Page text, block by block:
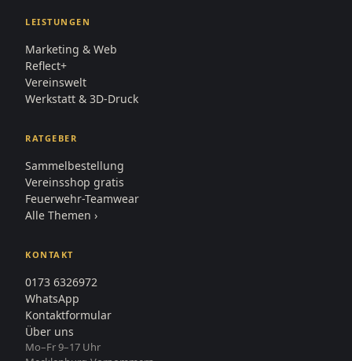
LEISTUNGEN
Marketing & Web
Reflect+
Vereinswelt
Werkstatt & 3D-Druck
RATGEBER
Sammelbestellung
Vereinsshop gratis
Feuerwehr-Teamwear
Alle Themen ›
KONTAKT
0173 6326972
WhatsApp
Kontaktformular
Über uns
Mo–Fr 9–17 Uhr